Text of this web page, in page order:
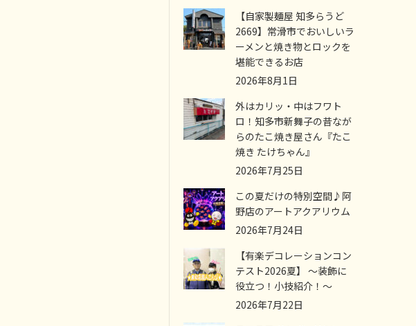
【自家製麺屋 知多らうど
2669】常滑市でおいしいラ
ーメンと焼き物とロックを
堪能できるお店
2026年8月1日
外はカリッ・中はフワト
ロ！知多市新舞子の昔なが
らのたこ焼き屋さん『たこ
焼き たけちゃん』
2026年7月25日
この夏だけの特別空間♪阿
野店のアートアクアリウム
2026年7月24日
【有楽デコレーションコン
テスト2026夏】 ～装飾に
役立つ！小技紹介！～
2026年7月22日